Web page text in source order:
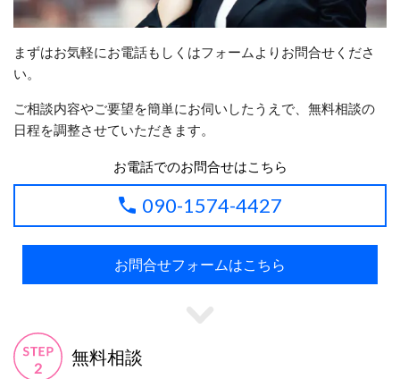
まずはお気軽にお電話もしくはフォームよりお問合せくださ
い。
ご相談内容やご要望を簡単にお伺いしたうえで、無料相談の
日程を調整させていただきます。
お電話でのお問合せはこちら
090-1574-4427
お問合せフォームはこちら
無料相談